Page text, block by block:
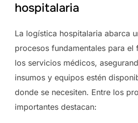
hospitalaria
La logística hospitalaria abarca
procesos fundamentales para el
los servicios médicos,
insumos y equipos estén
donde se necesiten. Entre los
importantes destacan: